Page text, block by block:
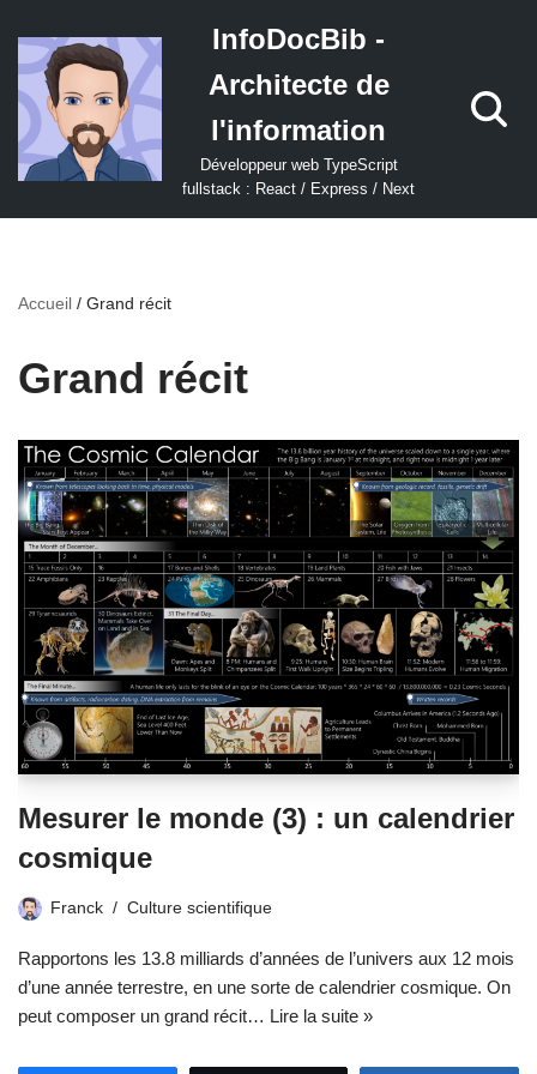
Aller
au
contenu
InfoDocBib -
Architecte de
l'information
Développeur web TypeScript
fullstack : React / Express / Next
Accueil / Grand récit
Grand récit
Mesurer le monde (3) : un calendrier
cosmique
Franck Culture scientifique
Rapportons les 13.8 milliards d’années de l’univers aux 12 mois
d’une année terrestre, en une sorte de calendrier cosmique. On
peut composer un grand récit… Lire la suite »